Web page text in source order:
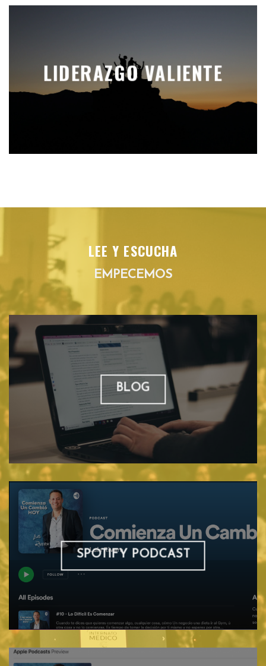
LIDERAZGO VALIENTE
LEE Y ESCUCHA
EMPECEMOS
BLOG
SPOTIFY PODCAST